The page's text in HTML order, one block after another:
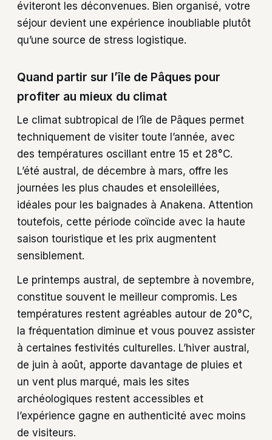
éviteront les déconvenues. Bien organisé, votre
séjour devient une expérience inoubliable plutôt
qu’une source de stress logistique.
Quand partir sur l’île de Pâques pour
profiter au mieux du climat
Le climat subtropical de l’île de Pâques permet
techniquement de visiter toute l’année, avec
des températures oscillant entre 15 et 28°C.
L’été austral, de décembre à mars, offre les
journées les plus chaudes et ensoleillées,
idéales pour les baignades à Anakena. Attention
toutefois, cette période coïncide avec la haute
saison touristique et les prix augmentent
sensiblement.
Le printemps austral, de septembre à novembre,
constitue souvent le meilleur compromis. Les
températures restent agréables autour de 20°C,
la fréquentation diminue et vous pouvez assister
à certaines festivités culturelles. L’hiver austral,
de juin à août, apporte davantage de pluies et
un vent plus marqué, mais les sites
archéologiques restent accessibles et
l’expérience gagne en authenticité avec moins
de visiteurs.